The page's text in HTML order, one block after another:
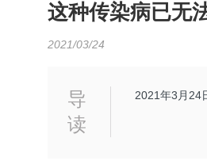
这种传染病已无
2021/03/24
导
读
2021年3月24